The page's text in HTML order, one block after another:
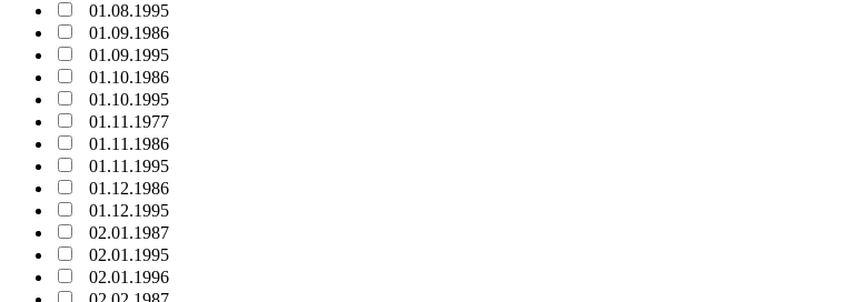
01.08.1995
01.09.1986
01.09.1995
01.10.1986
01.10.1995
01.11.1977
01.11.1986
01.11.1995
01.12.1986
01.12.1995
02.01.1987
02.01.1995
02.01.1996